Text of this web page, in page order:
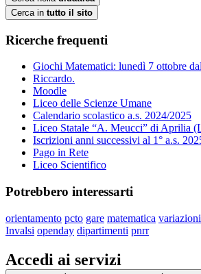
Cerca in tutto il sito
Ricerche frequenti
Giochi Matematici: lunedì 7 ottobre
Riccardo.
Moodle
Liceo delle Scienze Umane
Calendario scolastico a.s. 2024/2025
Liceo Statale “A. Meucci” di Aprilia
Iscrizioni anni successivi al 1° a.s.
Pago in Rete
Liceo Scientifico
Potrebbero interessarti
orientamento pcto gare matematica
Invalsi openday dipartimenti pnrr
Accedi ai servizi